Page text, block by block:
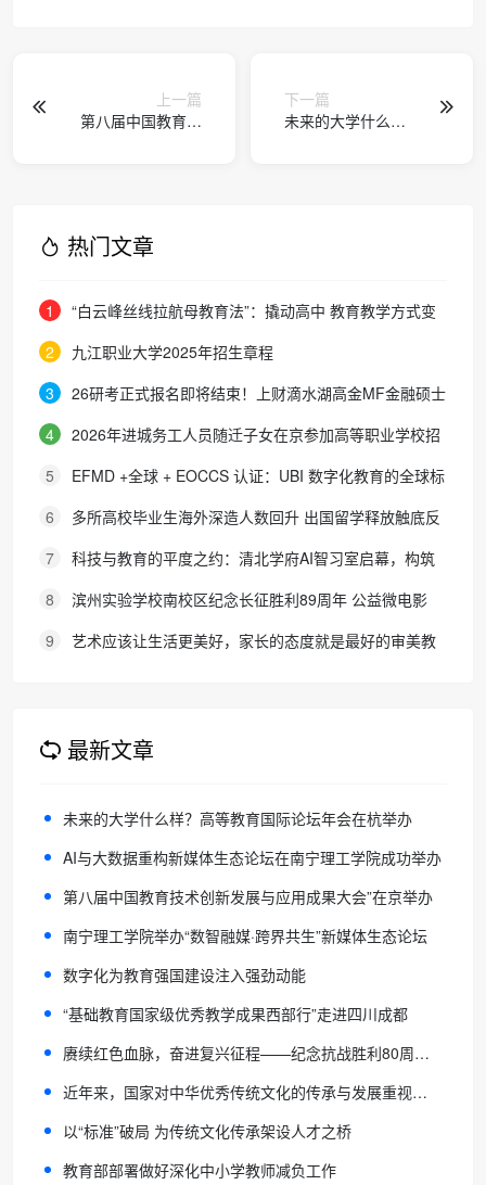
上一篇
第八届中国教育技
下一篇
未来的大学什么
热门文章
1
“白云峰丝线拉航母教育法”：撬动高中 教育教学方式变
化的必要途径
2
九江职业大学2025年招生章程
3
26研考正式报名即将结束！上财滴水湖高金MF金融硕士
最全报考攻略来了
4
2026年进城务工人员随迁子女在京参加高等职业学校招
生考试报名通知
5
EFMD +全球 + EOCCS 认证：UBI 数字化教育的全球标
杆
6
多所高校毕业生海外深造人数回升 出国留学释放触底反
弹信号
7
科技与教育的平度之约：清北学府AI智习室启幕，构筑
区域人才培养新生态
8
滨州实验学校南校区纪念长征胜利89周年 公益微电影
《被手机偷走的童年》巡映活动圆满收官
9
艺术应该让生活更美好，家长的态度就是最好的审美教
最新文章
未来的大学什么样？高等教育国际论坛年会在杭举办
AI与大数据重构新媒体生态论坛在南宁理工学院成功举办
第八届中国教育技术创新发展与应用成果大会”在京举办
南宁理工学院举办“数智融媒·跨界共生”新媒体生态论坛
数字化为教育强国建设注入强劲动能
“基础教育国家级优秀教学成果西部行”走进四川成都
赓续红色血脉，奋进复兴征程——纪念抗战胜利80周年爱国主题知识竞答活动
近年来，国家对中华优秀传统文化的传承与发展重视程度显著提升，一系列相关政策相继出台，为传统文化教育注入了强劲动力，推动其迈入蓬勃发展的新阶段。中国人生科学学会传
以“标准”破局 为传统文化传承架设人才之桥
教育部部署做好深化中小学教师减负工作